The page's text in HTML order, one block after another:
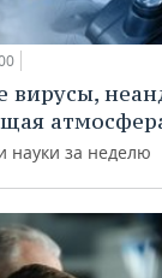
науки за неделю